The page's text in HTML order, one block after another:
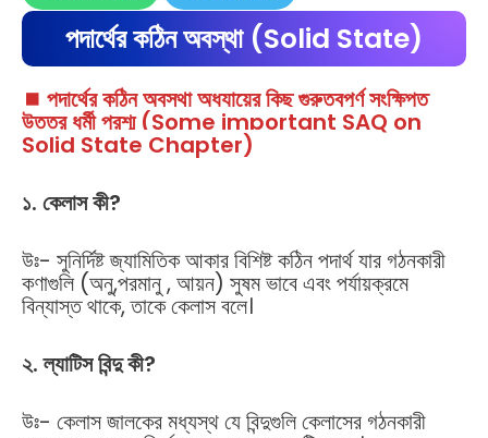
পদার্থের কঠিন অবস্থা (Solid State)
⏹️ পদার্থের কঠিন অবস্থা অধ্যায়ের কিছু গুরুত্বপূর্ণ সংক্ষিপ্ত
উত্তর ধর্মী প্রশ্ম (Some important SAQ on
Solid State Chapter)
১. কেলাসকী?
উঃ- সুনির্দিষ্ট জ্যামিতিক আকার বিশিষ্ট কঠিন পদার্থ যার গঠনকারী
কণাগুলি (অনু,পরমানু , আয়ন) সুষম ভাবে এবং পর্যায়ক্রমে
বিন্যাস্ত থাকে, তাকে কেলাস বলে।
২.ল্যাটিসবিন্দুকী?
উঃ- কেলাস জালকের মধ্যস্থ যে বিন্দুগুলি কেলাসের গঠনকারী